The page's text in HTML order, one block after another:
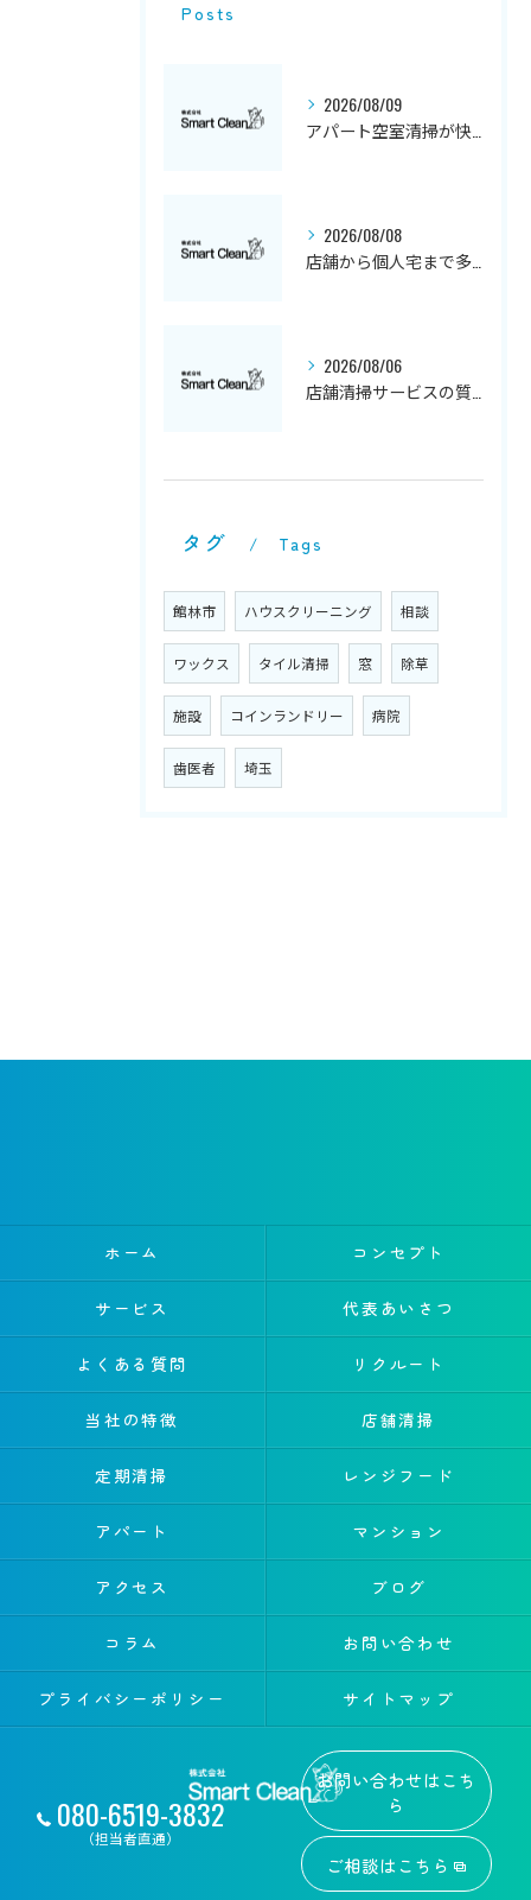
Posts
2026/08/09
2026/08/08
2026/08/06
タグ Tags
館林市 ハウスクリーニング 相談
ワックス タイル清掃 窓 除草
施設 コインランドリー 病院
歯医者 埼玉
080-6519-3832
（担当者直通）
お問い合わせはこち
ら
ご相談はこちら
ホーム コンセプト
サービス 代表あいさつ
よくある質問 リクルート
当社の特徴 店舗清掃
定期清掃 レンジフード
アパート マンション
アクセス ブログ
コラム お問い合わせ
プライバシーポリシー サイトマップ
© 2026 群馬県館林市のハウスクリーニングなら株式会社Smart Clean ALL RIGHTS